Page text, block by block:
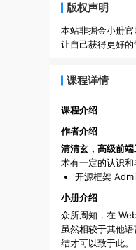
版权声明
本站非掘金小册
让自己获得更好
课程详情
课程介绍
作者介绍
清清玄，高级前
术有一定的认识和
开源框架
小册介绍
众所周知，在
虽然相较于其他
结才可以致于此。